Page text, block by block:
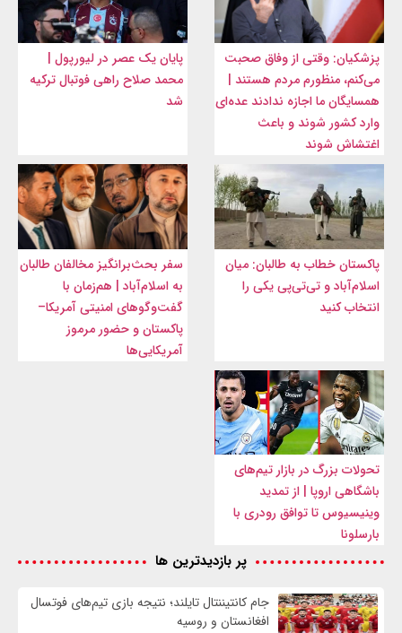
پزشکیان: وقتی از وفاق صحبت
می‌کنم، منظورم مردم هستند |
همسایگان ما اجازه ندادند عده‌ای
وارد کشور شوند و باعث
اغتشاش شوند
پایان یک عصر در لیورپول |
محمد صلاح راهی فوتبال ترکیه
شد
پاکستان خطاب به طالبان: میان
اسلام‌آباد و تی‌تی‌پی یکی را
انتخاب کنید
سفر بحث‌برانگیز مخالفان طالبان
به اسلام‌آباد | هم‌زمان با
گفت‌وگوهای امنیتی آمریکا–
پاکستان و حضور مرموز
آمریکایی‌ها
تحولات بزرگ در بازار تیم‌های
باشگاهی اروپا | از تمدید
وینیسیوس تا توافق رودری با
بارسلونا
پر بازدیدترین ها
جام کانتیننتال تایلند؛ نتیجه بازی تیم‌های فوتسال
افغانستان و روسیه